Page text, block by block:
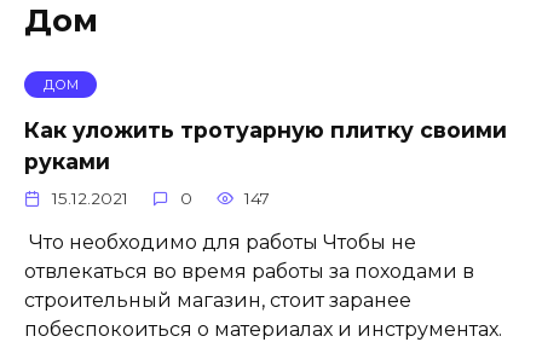
Дом
ДОМ
Как уложить тротуарную плитку своими
руками
15.12.2021 0 147
Что необходимо для работы Чтобы не
отвлекаться во время работы за походами в
строительный магазин, стоит заранее
побеспокоиться о материалах и инструментах.